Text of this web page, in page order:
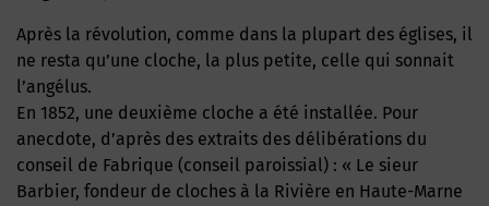
Après la révolution, comme dans la plupart des églises, il
ne resta qu’une cloche, la plus petite, celle qui sonnait
l’angélus.
En 1852, une deuxième cloche a été installée. Pour
anecdote, d’après des extraits des délibérations du
conseil de Fabrique (conseil paroissial) : « Le sieur
Barbier, fondeur de cloches à la Rivière en Haute-Marne